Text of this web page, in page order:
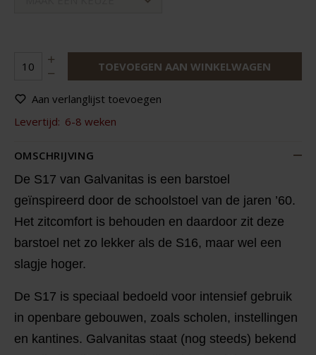
TOEVOEGEN AAN WINKELWAGEN
Aan verlanglijst toevoegen
Levertijd: 6-8 weken
OMSCHRIJVING
De S17 van Galvanitas is een barstoel
geïnspireerd door de schoolstoel van de jaren ’60.
Het zitcomfort is behouden en daardoor zit deze
barstoel net zo lekker als de S16, maar wel een
slagje hoger.
De S17 is speciaal bedoeld voor intensief gebruik
in openbare gebouwen, zoals scholen, instellingen
en kantines. Galvanitas staat (nog steeds) bekend